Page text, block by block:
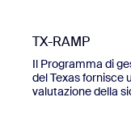
TX-RAMP
Il Programma di
del Texas fornisce
valutazione della